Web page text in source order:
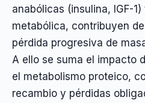
anabólicas (insulina, IGF-
metabólica, contribuyen
pérdida progresiva de
A ello se suma el impacto
el metabolismo proteico,
recambio y pérdidas